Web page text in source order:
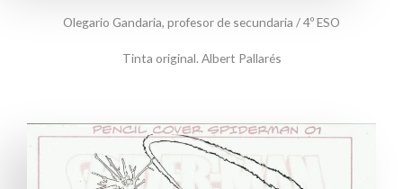
Olegario Gandaria, profesor de secundaria / 4º ESO
Tinta original. Albert Pallarés